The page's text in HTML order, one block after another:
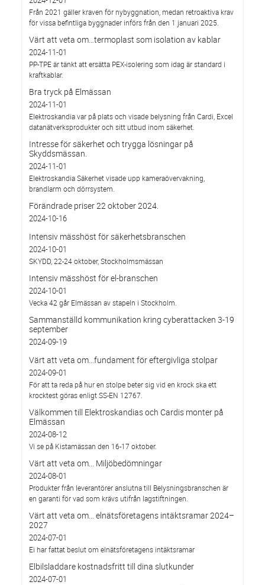
Från 2021 gäller kraven för nybyggnation, medan retroaktiva krav
för vissa befintliga byggnader införs från den 1 januari 2025.
Värt att veta om…termoplast som isolation av kablar
2024-11-01
PP-TPE är tänkt att ersätta PEX-isolering som idag är standard i
kraftkablar.
Bra tryck på Elmässan
2024-11-01
Elektroskandia var på plats och visade belysning från Cardi, Excel
datanätverksprodukter och sitt utbud inom säkerhet.
Intresse för säkerhet och trygga lösningar på
Skyddsmässan.
2024-11-01
Elektroskandia Säkerhet visade upp kameraövervakning,
brandlarm och dörrsystem.
Förändrade priser 22 oktober 2024.
2024-10-16
Intensiv mässhöst för säkerhetsbranschen
2024-10-01
SKYDD, 22-24 oktober, Stockholmsmässan
Intensiv mässhöst för el-branschen
2024-10-01
Vecka 42 går Elmässan av stapeln i Stockholm.
Sammanställd kommunikation kring cyberattacken 3-19
september
2024-09-19
Värt att veta om…fundament för eftergivliga stolpar
2024-09-01
För att ta reda på hur en stolpe beter sig vid en krock ska ett
krocktest göras enligt SS-EN 12767.
Välkommen till Elektroskandias och Cardis monter på
Elmässan
2024-08-12
Vi se på Kistamässan den 16-17 oktober.
Värt att veta om... Miljöbedömningar
2024-08-01
Produkter från leverantörer anslutna till Belysningsbranschen är
en garanti för vad som krävs utifrån lagstiftningen.
Värt att veta om… elnätsföretagens intäktsramar 2024–
2027
2024-07-01
Ei har fattat beslut om elnätsföretagens intäktsramar
Elbilsladdare kostnadsfritt till dina slutkunder
2024-07-01